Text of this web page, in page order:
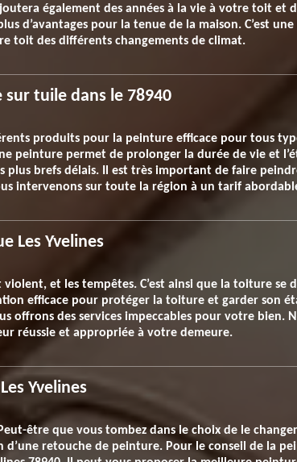
également des années à la vie à votre toit et
d’avantages pour la tenue de la maison. C’est
toit des différents changements de climat.
tuile dans le 78940
produits pour la peinture efficace pour tous
peinture permet de prolonger la durée de vie et
brefs délais. Il est très important de faire
intervenons sur toute la région à un tarif
Les Yvelines
et les tempêtes. C’est ainsi que la toiture se
efficace pour protéger la toiture et garder son
offrons des services impeccables pour votre bien.
réussie et appropriée à votre demeure.
Yvelines
être que vous tombez dans le choix de le
retouche de peinture. Pour le conseil de la